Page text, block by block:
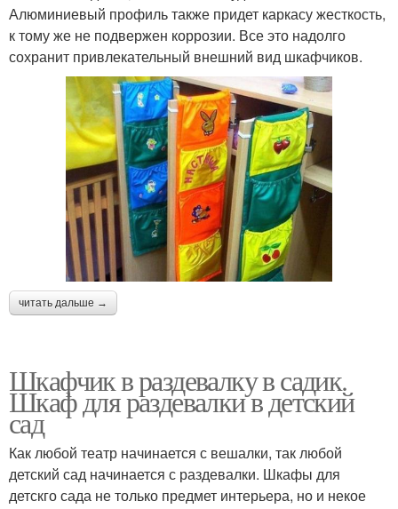
Алюминиевый профиль также придет каркасу жесткость,
к тому же не подвержен коррозии. Все это надолго
сохранит привлекательный внешний вид шкафчиков.
читать дальше →
Шкафчик в раздевалку в садик.
Шкаф для раздевалки в детский
сад
Как любой театр начинается с вешалки, так любой
детский сад начинается с раздевалки. Шкафы для
детскго сада не только предмет интерьера, но и некое